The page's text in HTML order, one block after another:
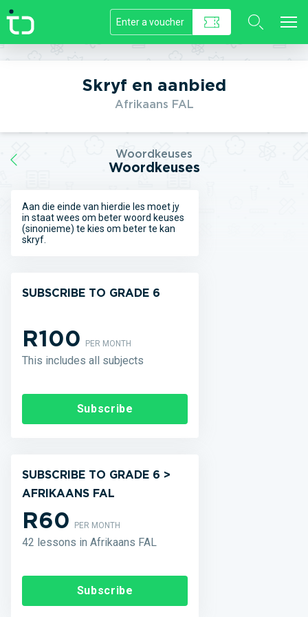
//]]>
Skryf en aanbied
Afrikaans FAL
Woordkeuses
Woordkeuses
Aan die einde van hierdie les moet jy
in staat wees om beter woord keuses
(sinonieme) te kies om beter te kan
skryf.
SUBSCRIBE TO GRADE 6
R100PER MONTH
This includes all subjects
Subscribe
SUBSCRIBE TO GRADE 6 >
AFRIKAANS FAL
R60PER MONTH
42 lessons in Afrikaans FAL
Subscribe